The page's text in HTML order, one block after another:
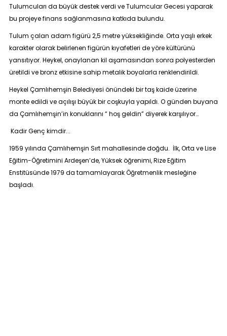
Tulumcuları da büyük destek verdi ve Tulumcular Gecesi yaparak
bu projeye finans sağlanmasına katkıda bulundu.
Tulum çalan adam figürü 2,5 metre yüksekliğinde. Orta yaşlı erkek
karakter olarak belirlenen figürün kıyafetleri de yöre kültürünü
yansıtıyor. Heykel, onaylanan kil aşamasından sonra polyesterden
üretildi ve bronz etkisine sahip metalik boyalarla renklendirildi.
Heykel Çamlıhemşin Belediyesi önündeki bir taş kaide üzerine
monte edildi ve açılışı büyük bir coşkuyla yapıldı. O günden buyana
da Çamlıhemşin’in konuklarını “ hoş geldin” diyerek karşılıyor…
Kadir Genç kimdir...
1959 yılında Çamlıhemşin Sırt mahallesinde doğdu. İlk, Orta ve Lise
Eğitim-Öğretimini Ardeşen’de, Yüksek öğrenimi, Rize Eğitim
Enstitüsünde 1979 da tamamlayarak Öğretmenlik mesleğine
başladı.